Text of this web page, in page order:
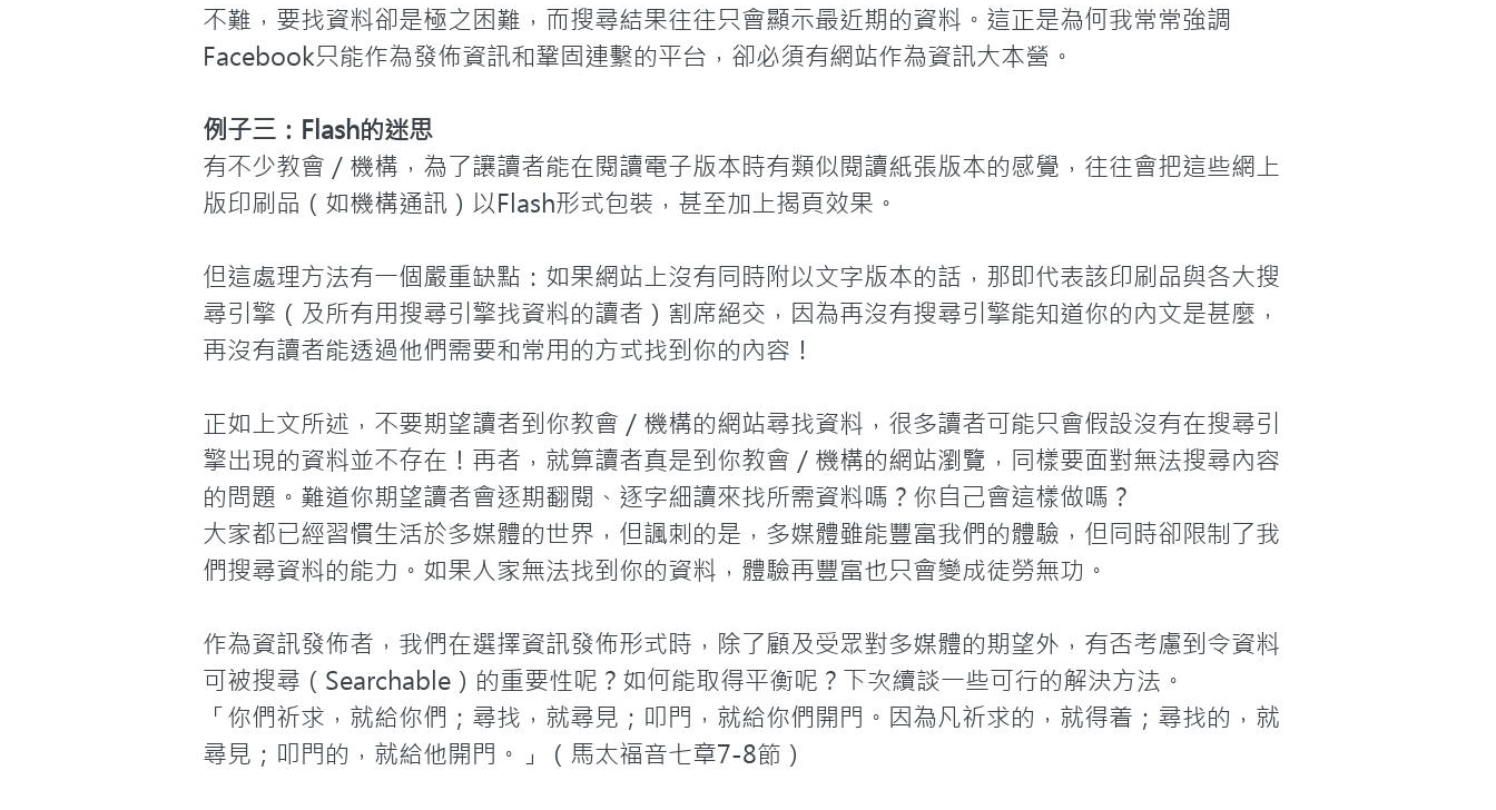
不難，要找資料卻是極之困難，而搜尋結果往往只會顯示最近期的資料。這正是為何我常常強調
Facebook只能作為發佈資訊和鞏固連繫的平台，卻必須有網站作為資訊大本營。
例子三：Flash的迷思
有不少教會／機構，為了讓讀者能在閱讀電子版本時有類似閱讀紙張版本的感覺，往往會把這些網上
版印刷品（如機構通訊）以Flash形式包裝，甚至加上揭頁效果。
但這處理方法有一個嚴重缺點：如果網站上沒有同時附以文字版本的話，那即代表該印刷品與各大搜
尋引擎（及所有用搜尋引擎找資料的讀者）割席絕交，因為再沒有搜尋引擎能知道你的內文是甚麼，
再沒有讀者能透過他們需要和常用的方式找到你的內容！
正如上文所述，不要期望讀者到你教會／機構的網站尋找資料，很多讀者可能只會假設沒有在搜尋引
擎出現的資料並不存在！再者，就算讀者真是到你教會／機構的網站瀏覽，同樣要面對無法搜尋內容
的問題。難道你期望讀者會逐期翻閱、逐字細讀來找所需資料嗎？你自己會這樣做嗎？
大家都已經習慣生活於多媒體的世界，但諷刺的是，多媒體雖能豐富我們的體驗，但同時卻限制了我
們搜尋資料的能力。如果人家無法找到你的資料，體驗再豐富也只會變成徒勞無功。
作為資訊發佈者，我們在選擇資訊發佈形式時，除了顧及受眾對多媒體的期望外，有否考慮到令資料
可被搜尋（Searchable）的重要性呢？如何能取得平衡呢？下次續談一些可行的解決方法。
「你們祈求，就給你們；尋找，就尋見；叩門，就給你們開門。因為凡祈求的，就得着；尋找的，就
尋見；叩門的，就給他開門。」（馬太福音七章7-8節）